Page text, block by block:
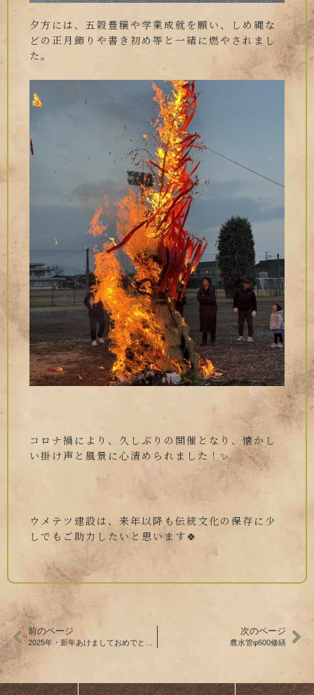
夕方には、五穀豊穣や学業成就を願い、しめ縄な
どの正月飾りや書き初め等と一緒に燃やされまし
た。
コロナ禍により、久しぶりの開催となり、懐かし
い掛け声と風景に心清められました！✨
ウメテツ建設は、来年以降も伝統文化の保存に少
しでもご助力したいと思います🍀
前のページ 次のページ
農水管φ600修繕